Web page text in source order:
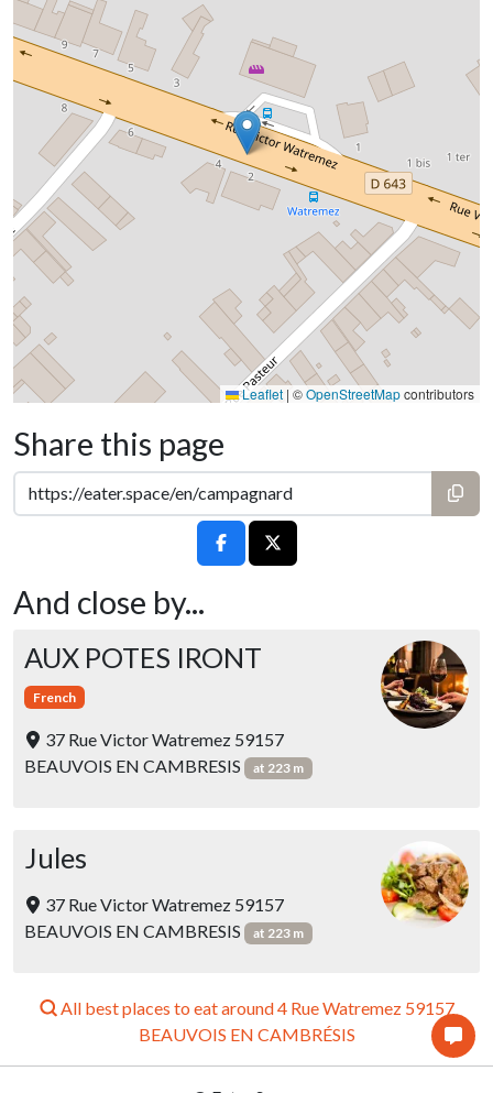
Leaflet | ©OpenStreetMapcontributors
Share this page
And close by...
AUX POTES IRONT
French
37 Rue Victor Watremez 59157
BEAUVOIS EN CAMBRESIS
at 223 m
Jules
37 Rue Victor Watremez 59157
BEAUVOIS EN CAMBRESIS
at 223 m
All best places to eat around 4 Rue Watremez 59157
BEAUVOIS EN CAMBRÉSIS